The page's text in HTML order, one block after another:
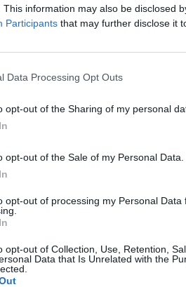
This information may also be disclosed
Participants that may further disclose it
Data Processing Opt Outs
opt-out of the Sharing of my personal
opt-out of the Sale of my Personal Data.
opt-out of processing my Personal Data
opt-out of Collection, Use, Retention,
Data that Is Unrelated with the
I. Sauserytės, kalbant apie